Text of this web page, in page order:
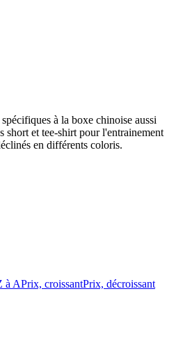
à la boxe chinoise aussi
short et tee-shirt pour l'entrainement
en différents coloris.
à APrix, croissantPrix, décroissant